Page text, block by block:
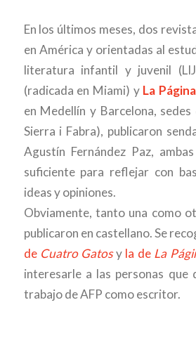
En los últimos meses, dos
en América y orientadas al
literatura infantil y juvenil
(radicada en Miami) y La
en Medellín y Barcelona, sedes
Sierra i Fabra), publicaron
Agustín Fernández Paz,
suficiente para reflejar con
ideas y opiniones.
Obviamente, tanto una como
publicaron en castellano. Se
de Cuatro Gatosy la de La
interesarle a las personas que
trabajo de AFP como escritor.